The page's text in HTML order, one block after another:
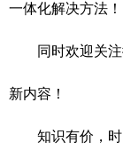
一体化解决方法！
同时欢迎关
新内容！
知识有价，时